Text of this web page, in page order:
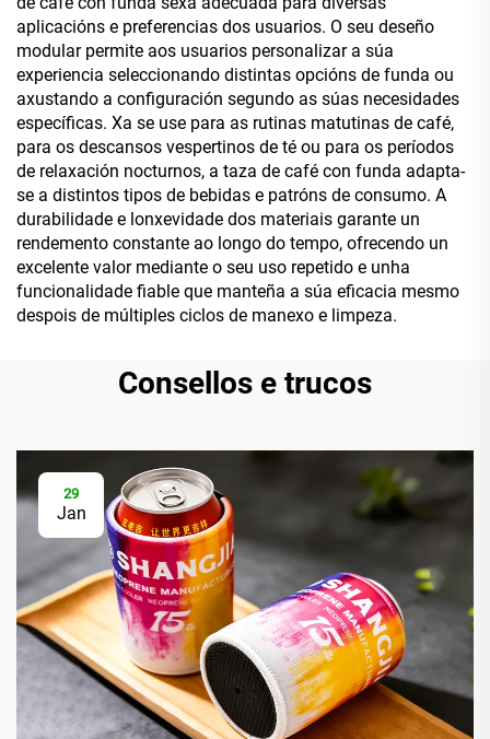
aplicacións e preferencias dos usuarios. O seu deseño
modular permite aos usuarios personalizar a súa
experiencia seleccionando distintas opcións de funda ou
axustando a configuración segundo as súas necesidades
específicas. Xa se use para as rutinas matutinas de café,
para os descansos vespertinos de té ou para os períodos
de relaxación nocturnos, a taza de café con funda adapta-
se a distintos tipos de bebidas e patróns de consumo. A
durabilidade e lonxevidade dos materiais garante un
rendemento constante ao longo do tempo, ofrecendo un
excelente valor mediante o seu uso repetido e unha
funcionalidade fiable que manteña a súa eficacia mesmo
despois de múltiples ciclos de manexo e limpeza.
Consellos e trucos
29
Jan